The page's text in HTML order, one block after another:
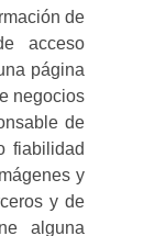
de
acceso
página
negocios
de
fiabilidad
y
y de
alguna